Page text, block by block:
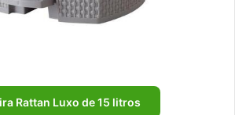
Rattan Luxo de 15 litros